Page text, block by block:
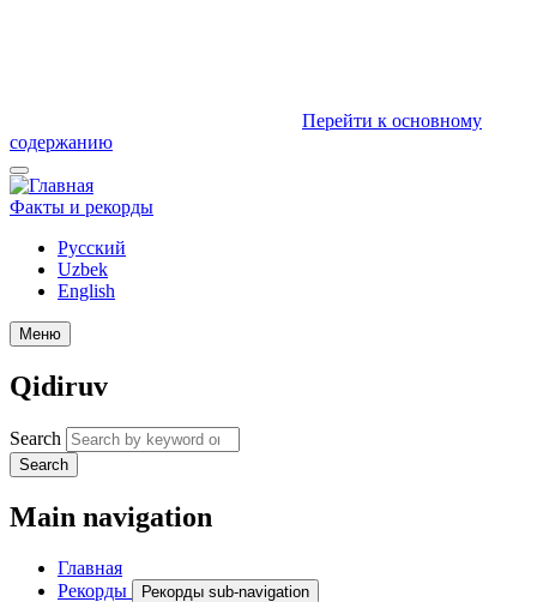
Перейти к основному
содержанию
Факты и рекорды
Русский
Uzbek
English
Меню
Qidiruv
Search
Search
Main navigation
Главная
Рекорды
Рекорды sub-navigation